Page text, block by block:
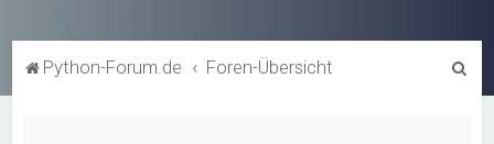
Python-Forum.de Foren-Übersicht